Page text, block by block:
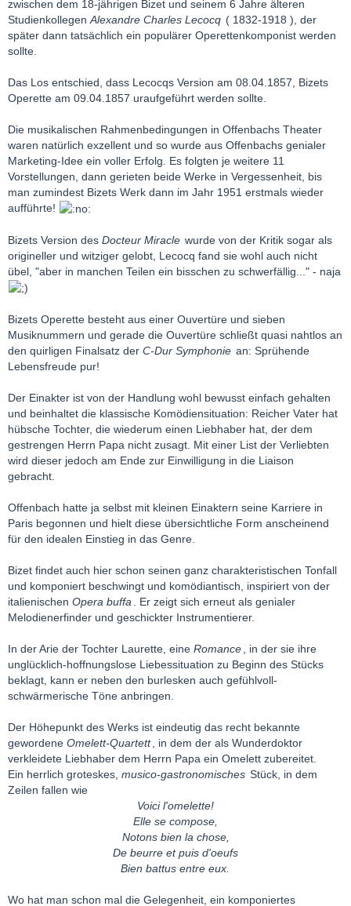
zwischen dem 18-jährigen Bizet und seinem 6 Jahre älteren
Studienkollegen Alexandre Charles Lecocq ( 1832-1918 ), der
später dann tatsächlich ein populärer Operettenkomponist werden
sollte.
Das Los entschied, dass Lecocqs Version am 08.04.1857, Bizets
Operette am 09.04.1857 uraufgeführt werden sollte.
Die musikalischen Rahmenbedingungen in Offenbachs Theater
waren natürlich exzellent und so wurde aus Offenbachs genialer
Marketing-Idee ein voller Erfolg. Es folgten je weitere 11
Vorstellungen, dann gerieten beide Werke in Vergessenheit, bis
man zumindest Bizets Werk dann im Jahr 1951 erstmals wieder
aufführte!
Bizets Version des Docteur Miracle wurde von der Kritik sogar als
origineller und witziger gelobt, Lecocq fand sie wohl auch nicht
übel, "aber in manchen Teilen ein bisschen zu schwerfällig..." - naja
Bizets Operette besteht aus einer Ouvertüre und sieben
Musiknummern und gerade die Ouvertüre schließt quasi nahtlos an
den quirligen Finalsatz der C-Dur Symphonie an: Sprühende
Lebensfreude pur!
Der Einakter ist von der Handlung wohl bewusst einfach gehalten
und beinhaltet die klassische Komödiensituation: Reicher Vater hat
hübsche Tochter, die wiederum einen Liebhaber hat, der dem
gestrengen Herrn Papa nicht zusagt. Mit einer List der Verliebten
wird dieser jedoch am Ende zur Einwilligung in die Liaison
gebracht.
Offenbach hatte ja selbst mit kleinen Einaktern seine Karriere in
Paris begonnen und hielt diese übersichtliche Form anscheinend
für den idealen Einstieg in das Genre.
Bizet findet auch hier schon seinen ganz charakteristischen Tonfall
und komponiert beschwingt und komödiantisch, inspiriert von der
italienischen Opera buffa
. Er zeigt sich erneut als genialer
Melodienerfinder und geschickter Instrumentierer.
In der Arie der Tochter Laurette, eine Romance
, in der sie ihre
unglücklich-hoffnungslose Liebessituation zu Beginn des Stücks
beklagt, kann er neben den burlesken auch gefühlvoll-
schwärmerische Töne anbringen.
Der Höhepunkt des Werks ist eindeutig das recht bekannte
gewordene Omelett-Quartett
, in dem der als Wunderdoktor
verkleidete Liebhaber dem Herrn Papa ein Omelett zubereitet.
Ein herrlich groteskes, musico-gastronomisches Stück, in dem
Zeilen fallen wie
Voici l'omelette!
Elle se compose,
Notons bien la chose,
De beurre et puis d'oeufs
Bien battus entre eux.
Wo hat man schon mal die Gelegenheit, ein komponiertes